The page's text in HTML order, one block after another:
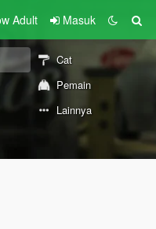
Adult Masuk
Cat
Pemain
Lainnya